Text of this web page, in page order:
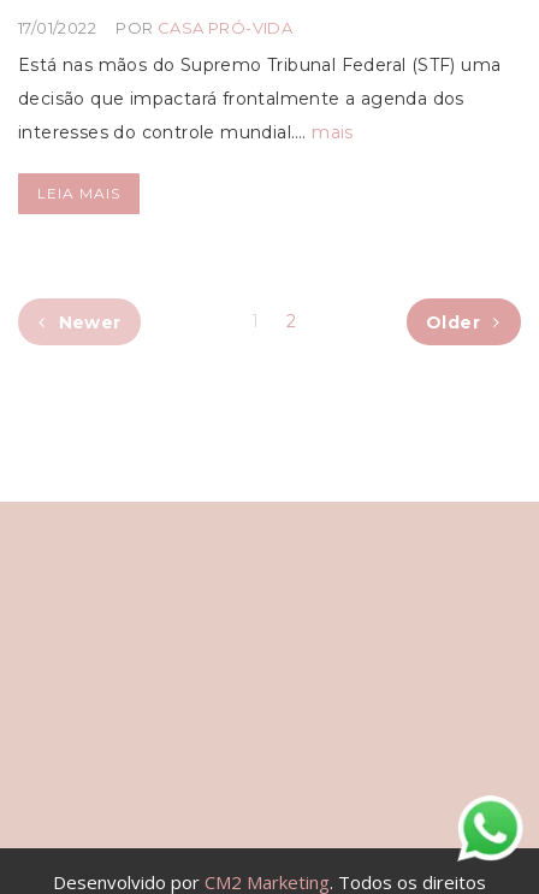
17/01/2022 POR CASA PRÓ-VIDA
Está nas mãos do Supremo Tribunal Federal (STF) uma
decisão que impactará frontalmente a agenda dos
interesses do controle mundial.… mais
LEIA MAIS
Newer 1 2 Older
Desenvolvido por CM2 Marketing. Todos os direitos